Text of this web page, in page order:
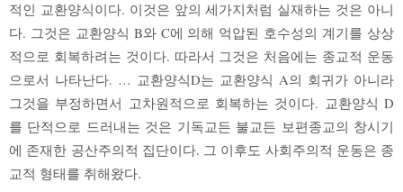
적인 교환양식이다. 이것은 앞의 세가지처럼 실재하는 것은 아니
다. 그것은 교환양식 B와 C에 의해 억압된 호수성의 계기를 상상
적으로 회복하려는 것이다. 따라서 그것은 처음에는 종교적 운동
으로서 나타난다. … 교환양식D는 교환양식 A의 회귀가 아니라
그것을 부정하면서 고차원적으로 회복하는 것이다. 교환양식 D
를 단적으로 드러내는 것은 기독교든 불교든 보편종교의 창시기
에 존재한 공산주의적 집단이다. 그 이후도 사회주의적 운동은 종
교적 형태를 취해왔다.